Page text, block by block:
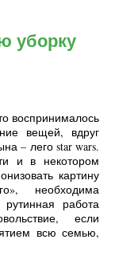
уборку
воспринималось
вещей, вдруг
– лего star wars.
и в некотором
картину
необходима
работа
если
всю семью,